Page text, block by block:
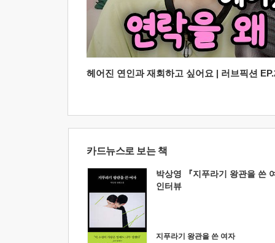
헤어진 연인과 재회하고 싶어요 | 러브픽션
카드뉴스로 보는 책
박상영 『지푸라기 왕관을 쓴
인터뷰
지푸라기 왕관을 쓴 여자